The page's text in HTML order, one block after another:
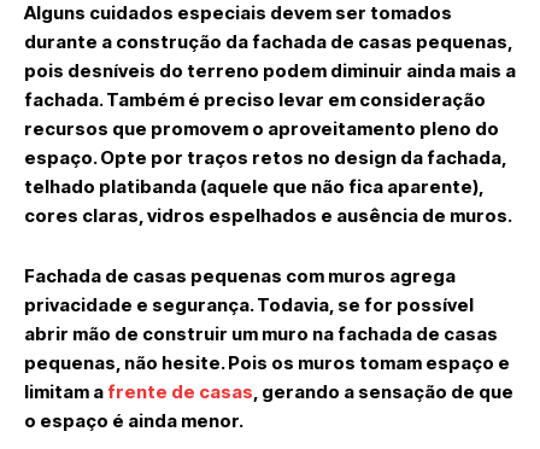
Alguns cuidados especiais devem ser tomados
durante a construção da fachada de casas pequenas,
pois desníveis do terreno podem diminuir ainda mais a
fachada. Também é preciso levar em consideração
recursos que promovem o aproveitamento pleno do
espaço. Opte por traços retos no design da fachada,
telhado platibanda (aquele que não fica aparente),
cores claras, vidros espelhados e ausência de muros.
Fachada de casas pequenas com muros agrega
privacidade e segurança. Todavia, se for possível
abrir mão de construir um muro na fachada de casas
pequenas, não hesite. Pois os muros tomam espaço e
limitam afrente de casas , gerando a sensação de que
o espaço é ainda menor.